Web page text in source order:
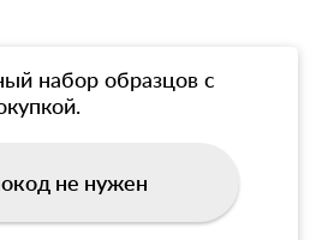
набор образцов с
не нужен